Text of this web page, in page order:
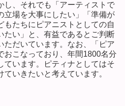
し、それでも「アーティストで
立場を大事にしたい」「準備が
もたちにピアニストとしての自
たい」と、有益であるとご判断
ただいています。なお、「ピア
おこなっており、年間1800名分
ています。ピティナとしてはそ
いきたいと考えています。